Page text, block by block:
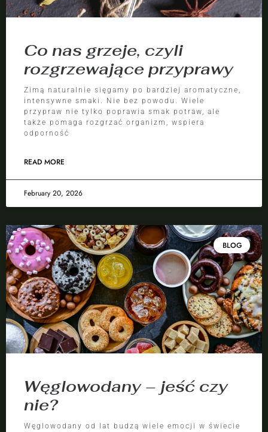
Co nas grzeje, czyli
rozgrzewające przyprawy
Zimą naturalnie sięgamy po bardziej aromatyczne,
intensywne smaki. Nie bez powodu. Wiele
przypraw nie tylko poprawia smak potraw, ale
także pomaga rozgrzać organizm, wspiera
odporność
READ MORE
February 20, 2026
BLOG
Węglowodany – jeść czy
nie?
Węglowodany od lat budzą wiele emocji w świecie